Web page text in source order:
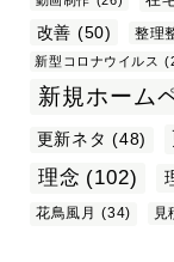
改善 (50) 整理
新型コロナウイルス
新規ホーム
更新ネタ (48)
理念 (102)
花鳥風月
(34) 見